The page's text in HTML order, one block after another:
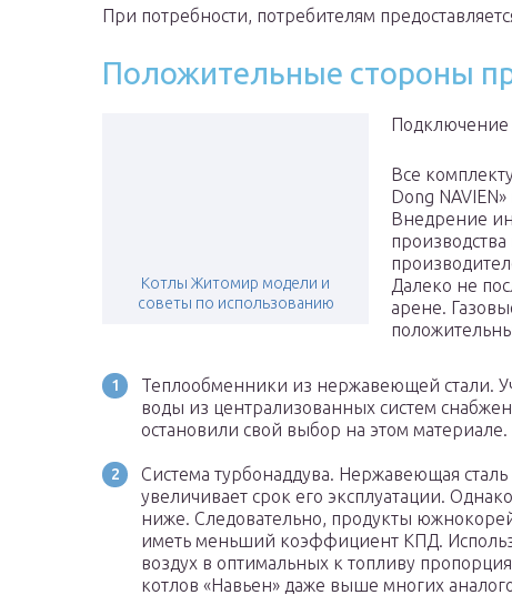
При потребности, потребителям
Положительные стороны
Котлы Житомир модели и
советы по использованию
Подключение
Все
Dong
Внедрение
Далеко не
арене.
Теплообменники из нержавеющей стали.
воды из централизованных систем
остановили свой выбор на этом
Система турбонаддува. Нержавеющая сталь
увеличивает срок его эксплуатации.
ниже. Следовательно, продукты
иметь меньший коэффициент КПД.
воздух в оптимальных к топливу
котлов «Навьен» даже выше многих